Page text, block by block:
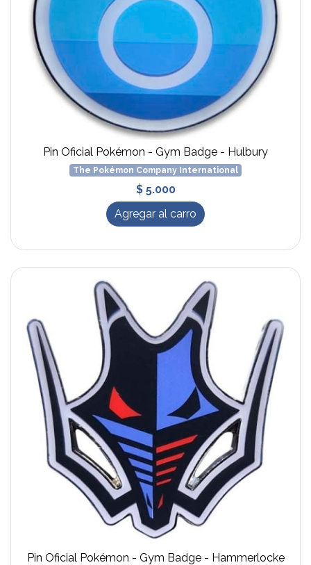
Pin Oficial Pokémon - Gym Badge - Hulbury
The Pokémon Company International
$ 5.000
Agregar al carro
Pin Oficial Pokémon - Gym Badge - Hammerlocke